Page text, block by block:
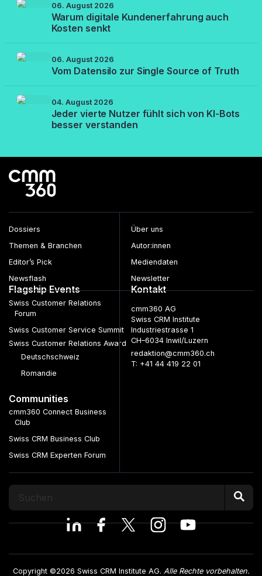
06. August 2026
Warum digitale Kundenerfahrung auch
Kosten senkt
06. August 2026
Vom Datensilo zur Single Source of Truth
04. August 2026
Jeder vierte Nutzer fühlt sich von KI-Bots
besser verstanden
Dossiers
Themen & Branchen
Editor’s Pick
Newsflash
Über uns
Autor:innen
Mediendaten
Newsletter
Flagship Events
Swiss Customer Relations
Forum
Swiss Customer Service Summit
Swiss Customer Relations Award
Deutschschweiz
Romandie
Communities
cmm360 Connect Business
Club
Swiss CRM Business Club
Swiss CRM Experten Forum
Kontakt
cmm360 AG
Swiss CRM Institute
Industriestrasse 1
CH–6034 Inwil/Luzern
redaktion@cmm360.ch
T: +41 44 419 22 01
Copyright ©2026 Swiss CRM Institute AG. Alle Rechte vorbehalten.